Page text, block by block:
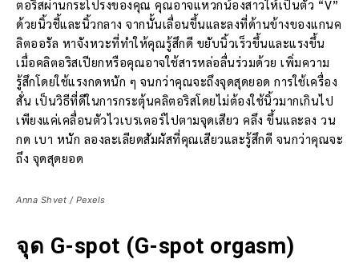
ตอริสผ่านกระโปรงของคุณ คุณอาจแหวกน้องสาวให้เป็นตัว “V”
ด้วยนิ้วชี้และนิ้วกลาง จากนั้นเลื่อนขึ้นและลงที่ด้านข้างของแกนค
ลิตออรัล หาจังหวะที่ทำให้คุณรู้สึกดี ขยับนิ้วเร็วขึ้นและแรงขึ้น
เมื่อคลิตอริสเปียกหรือคุณอาจใช้สารหล่อลื่นร่วมด้วย เพิ่มความ
รู้สึกโดยใช้แรงกดหนัก ๆ จนกว่าคุณจะถึงจุดสุดยอด การใช้เครื่อง
สั่น เป็นวิธีที่ดีในการกระตุ้นคลิตอริสโดยไม่ต้องใช้นิ้วมากเกินไป
เพียงแค่เคลื่อนตัวไวเบรเตอร์ไปตามจุดเสียว คลึง ขึ้นและลง วน
กด เบา หนัก ลองละเลียดสัมผัสที่คุณเสียวและรู้สึกดี จนกว่าคุณจะ
ถึง จุดสุดยอด
Anna Shvet / Pexels
จุด G-spot (G-spot orgasm)